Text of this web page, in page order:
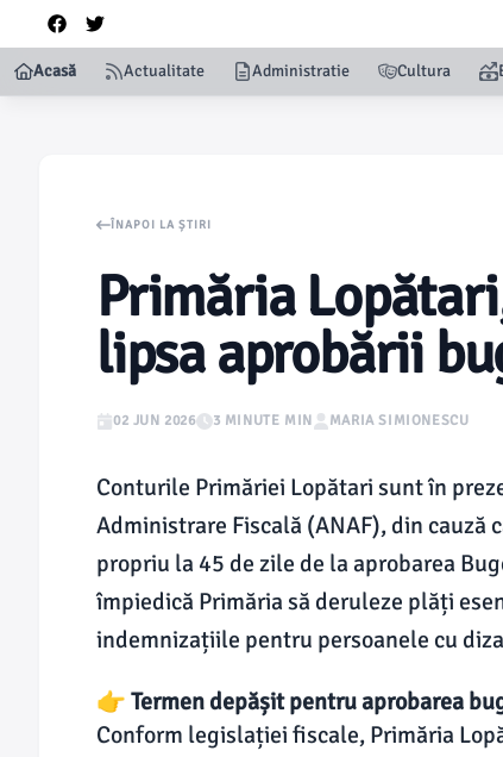
Acasă Actualitate Administratie Cultura
ÎNAPOI LA ȘTIRI
Primăria
lipsa aprobării
02 JUN 2026 3 MINUTE MIN MARIA SIMIONESCU
Conturile Primăriei Lopătari sunt în
Administrare Fiscală (ANAF), din
propriu la 45 de zile de la aprobarea
împiedică Primăria să deruleze plăți
indemnizațiile pentru persoanele cu
👉 Termen depășit pentru aprobarea
Conform legislației fiscale, Primăria